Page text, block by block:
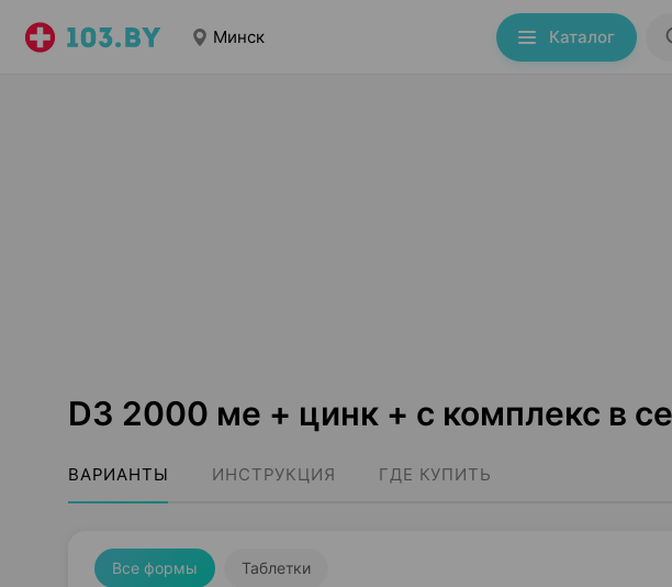
Минск Каталог
D3 2000 ме + цинк + с комплекс в
ВАРИАНТЫ ИНСТРУКЦИЯ ГДЕ КУПИТЬ
Все формы Таблетки